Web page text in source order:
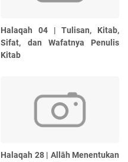
Halaqah 04 | Tulisan, Kitab,
Sifat, dan Wafatnya Penulis
Kitab
Halaqah 28 | Allāh Menentukan